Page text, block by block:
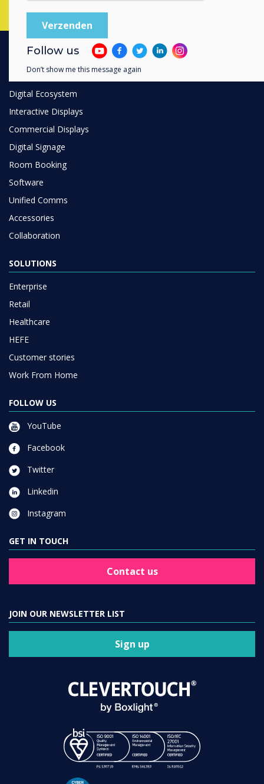
PRODUCTS
Digital Ecosystem
Interactive Displays
Commercial Displays
Digital Signage
Room Booking
Software
Unified Comms
Accessories
Collaboration
SOLUTIONS
Enterprise
Retail
Healthcare
HEFE
Customer stories
Work From Home
FOLLOW US
YouTube
Facebook
Twitter
Linkedin
Instagram
GET IN TOUCH
Contact us
JOIN OUR NEWSLETTER LIST
Sign up
Follow us
Don’t show me this message again